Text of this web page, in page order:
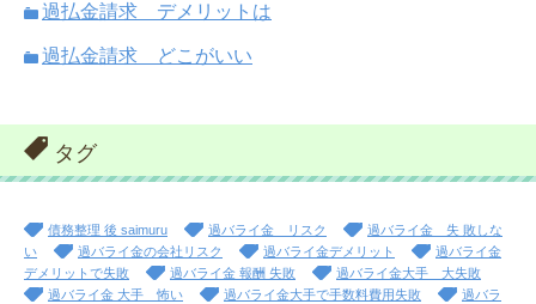
過払金請求 デメリットは
過払金請求 どこがいい
タグ
債務整理 後 saimuru 過バライ金 リスク
過バライ金 失 敗しな
い
過バライ金の会社リスク 過バライ金デメリット
過バライ金
デメリットで失敗
過バライ金 報酬 失敗
過バライ金大手 大失敗
過バライ金 大手 怖い
過バライ金大手で手数料費用失敗
過バラ